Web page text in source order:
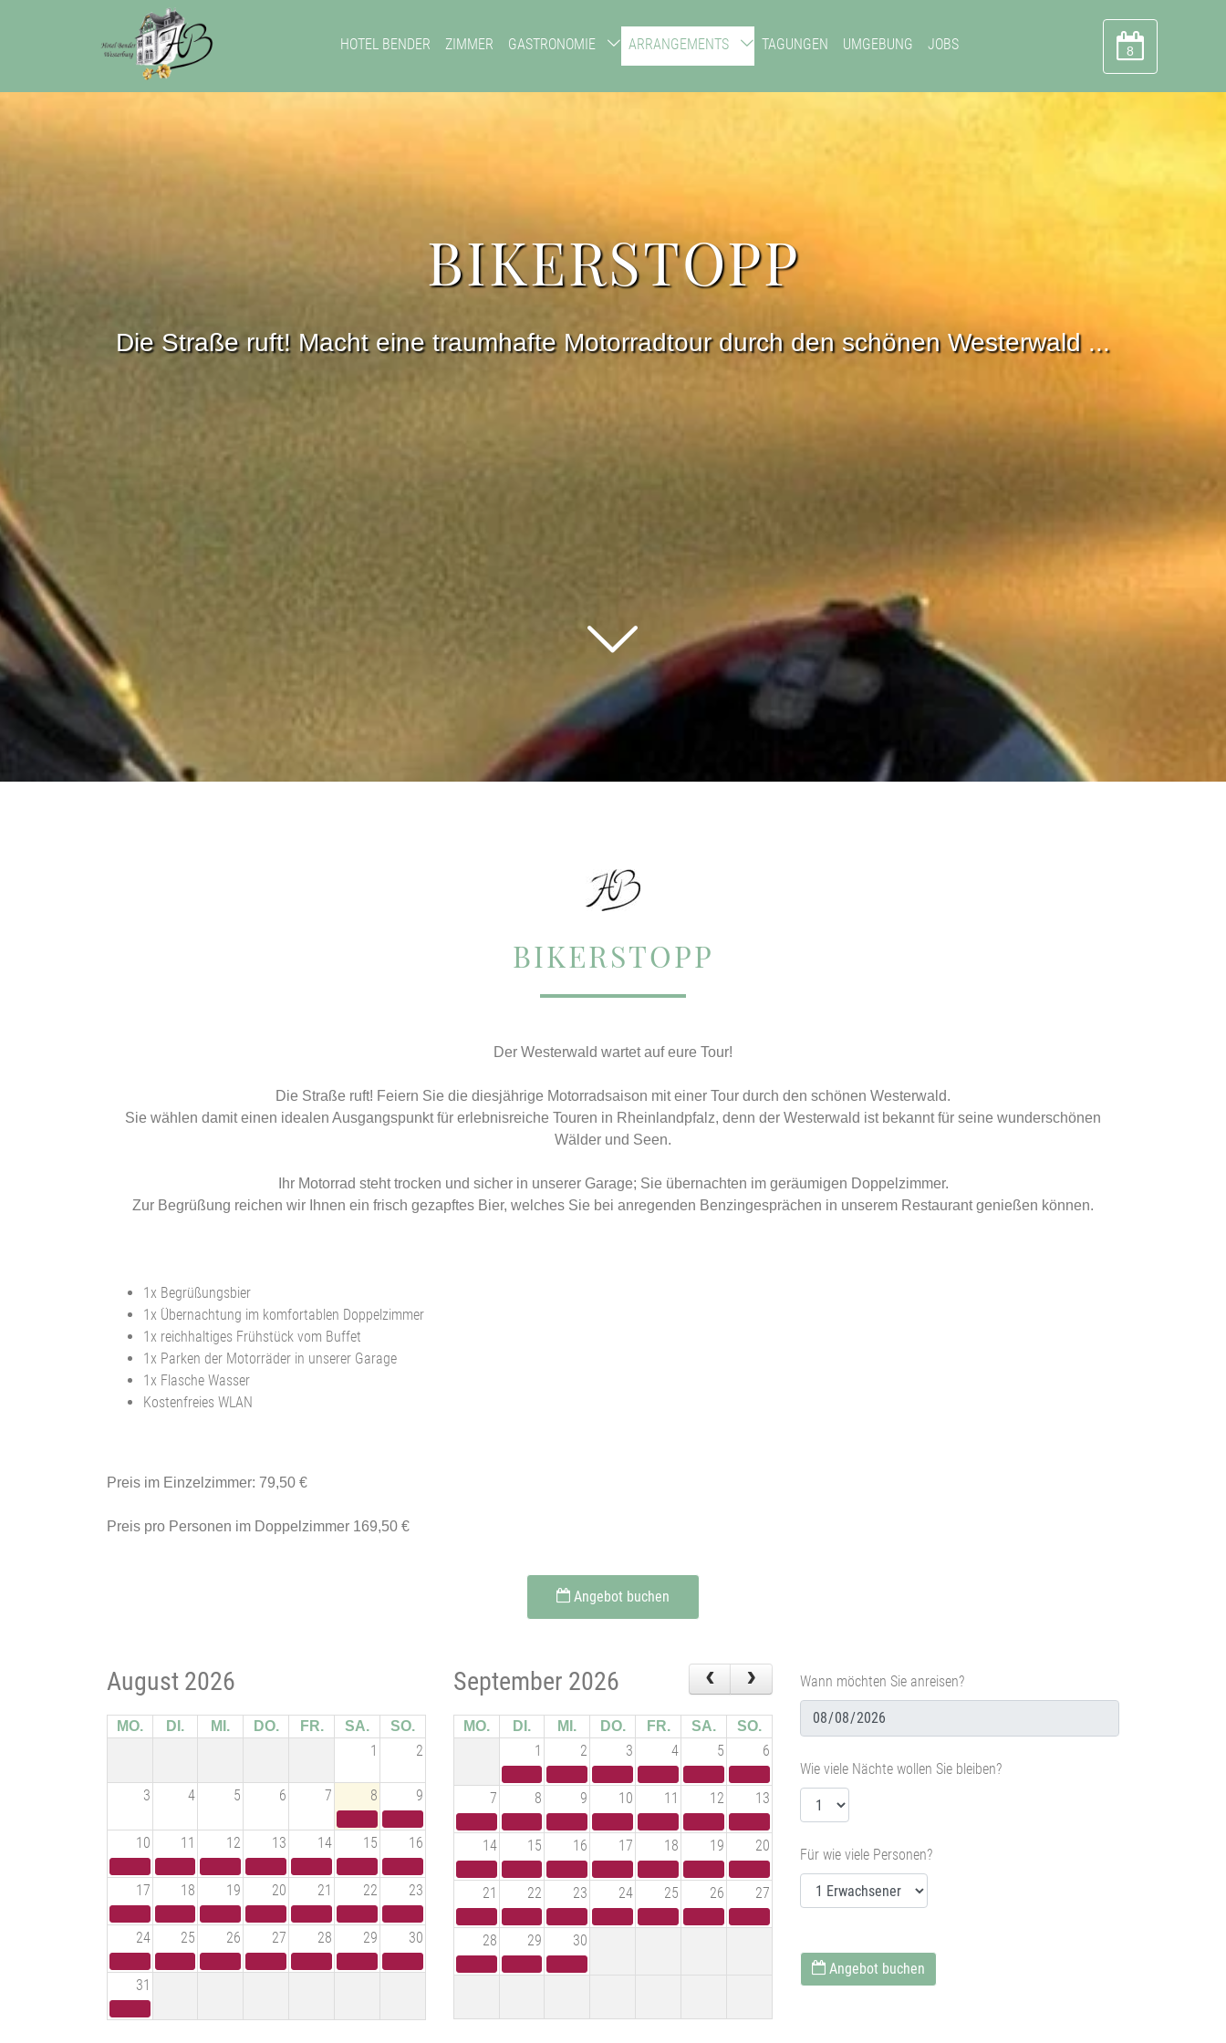
HOTEL BENDER ZIMMER GASTRONOMIE ARRANGEMENTS TAGUNGEN UMGEBUNG JOBS 8
BIKERSTOPP
Die Straße ruft! Macht eine traumhafte Motorradtour durch den schönen Westerwald ...
BIKERSTOPP
Der Westerwald wartet auf eure Tour!
Die Straße ruft! Feiern Sie die diesjährige Motorradsaison mit einer Tour durch den schönen Westerwald.
Sie wählen damit einen idealen Ausgangspunkt für erlebnisreiche Touren in Rheinlandpfalz, denn der Westerwald ist bekannt für seine wunderschönen
Wälder und Seen.
Ihr Motorrad steht trocken und sicher in unserer Garage; Sie übernachten im geräumigen Doppelzimmer.
Zur Begrüßung reichen wir Ihnen ein frisch gezapftes Bier, welches Sie bei anregenden Benzingesprächen in unserem Restaurant genießen können.
1x Begrüßungsbier
1x Übernachtung im komfortablen Doppelzimmer
1x reichhaltiges Frühstück vom Buffet
1x Parken der Motorräder in unserer Garage
1x Flasche Wasser
Kostenfreies WLAN
Preis im Einzelzimmer: 79,50 €
Preis pro Personen im Doppelzimmer 169,50 €
Angebot buchen
August 2026
MO. DI. MI. DO. FR. SA. SO.
1 2
3 4 5 6 7 8 9
10 11 12 13 14 15 16
17 18 19 20 21 22 23
24 25 26 27 28 29 30
31
September 2026
MO. DI. MI. DO. FR. SA. SO.
1 2 3 4 5 6
7 8 9 10 11 12 13
14 15 16 17 18 19 20
21 22 23 24 25 26 27
28 29 30
Wann möchten Sie anreisen?
Wie viele Nächte wollen Sie bleiben?
Für wie viele Personen?
Angebot buchen